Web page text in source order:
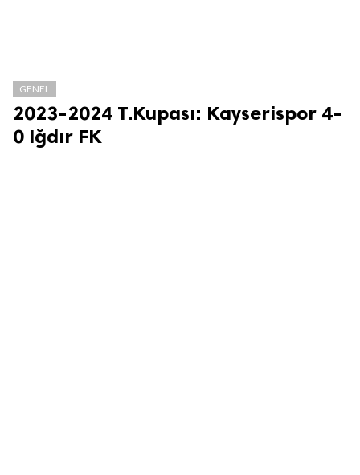
GENEL
2023-2024 T.Kupası: Kayserispor 4-
0 Iğdır FK